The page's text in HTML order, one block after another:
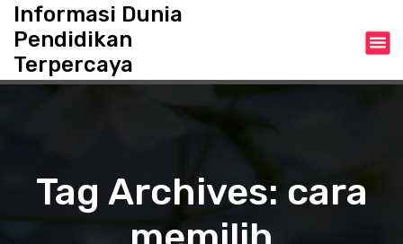
t
Informasi Dunia
Pendidikan
Terpercaya
Tag Archives: cara